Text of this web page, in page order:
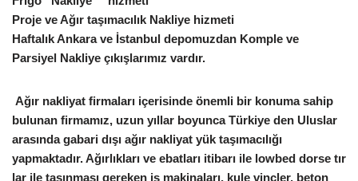
Proje ve Ağır taşımacılık Nakliye hizmeti
Haftalık Ankara ve İstanbul depomuzdan Komple ve
Parsiyel Nakliye çıkışlarımız vardır.
Ağır nakliyat firmaları içerisinde önemli bir konuma sahip
bulunan firmamız, uzun yıllar boyunca Türkiye den Uluslar
arasında gabari dışı ağır nakliyat yük taşımacılığı
yapmaktadır. Ağırlıkları ve ebatları itibarı ile lowbed dorse tır
lar ile taşınması gereken iş makinaları, kule vinçler, beton